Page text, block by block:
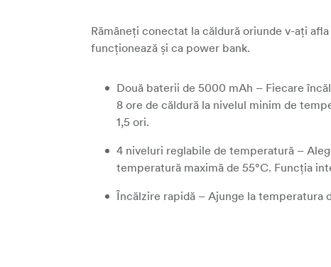
Rămâneți conectat la căldură oriunde v-ați
funcționează și ca power bank.
Două baterii de 5000 mAh – Fiecare
8 ore de căldură la nivelul minim de
1,5 ori.
4 niveluri reglabile de temperatură –
temperatură maximă de 55°C. Funcția
Încălzire rapidă – Ajunge la temperatura